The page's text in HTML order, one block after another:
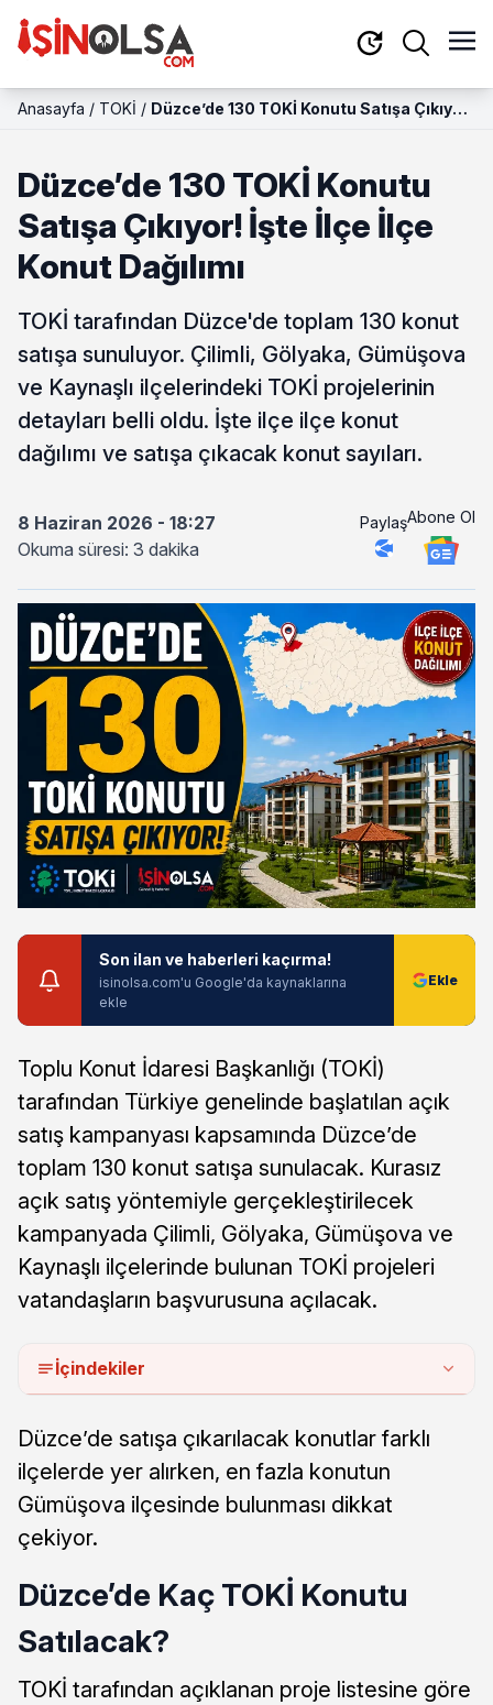
Anasayfa / TOKİ / Düzce’de 130 TOKİ Konutu Satışa Çıkıyor!
Düzce’de 130 TOKİ Konutu
Satışa Çıkıyor! İşte İlçe İlçe
Konut Dağılımı
TOKİ tarafından Düzce'de toplam 130 konut
satışa sunuluyor. Çilimli, Gölyaka, Gümüşova
ve Kaynaşlı ilçelerindeki TOKİ projelerinin
detayları belli oldu. İşte ilçe ilçe konut
dağılımı ve satışa çıkacak konut sayıları.
8 Haziran 2026 - 18:27
Okuma süresi: 3 dakika
PaylaşAbone Ol
Son ilan ve haberleri kaçırma!
isinolsa.com'u Google'da kaynaklarına
ekle
Toplu Konut İdaresi Başkanlığı (TOKİ)
tarafından Türkiye genelinde başlatılan açık
satış kampanyası kapsamında Düzce’de
toplam 130 konut satışa sunulacak. Kurasız
açık satış yöntemiyle gerçekleştirilecek
kampanyada Çilimli, Gölyaka, Gümüşova ve
Kaynaşlı ilçelerinde bulunan TOKİ projeleri
vatandaşların başvurusuna açılacak.
İçindekiler
Düzce’de satışa çıkarılacak konutlar farklı
ilçelerde yer alırken, en fazla konutun
Gümüşova ilçesinde bulunması dikkat
çekiyor.
Düzce’de Kaç TOKİ Konutu
Satılacak?
TOKİ tarafından açıklanan proje listesine göre